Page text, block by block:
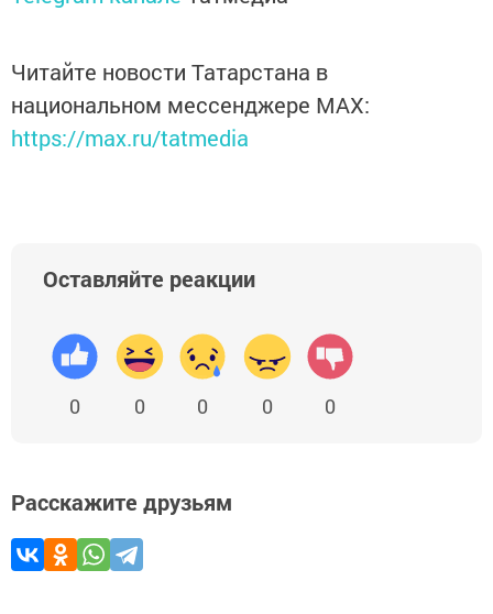
Читайте новости Татарстана в
национальном мессенджере MАХ:
https://max.ru/tatmedia
Оставляйте реакции
0 0 0 0 0
Расскажите друзьям